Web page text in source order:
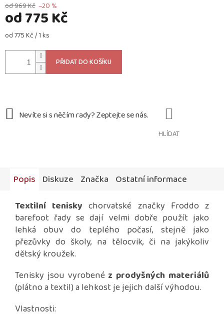
od 969 Kč –20 %
od775 Kč
Měrná
od 775 Kč / 1 ks
PŘIDAT DO KOŠÍKU
HLÍDAT
Popis Diskuze Značka Ostatní informace
Textilní tenisky chorvatské značky Froddo z
barefoot řady se dají velmi dobře použít jako
lehká obuv do teplého počasí, stejně jako
přezůvky do školy, na tělocvik, či na jakýkoliv
dětský kroužek.
Tenisky jsou vyrobené z prodyšných materiálů
(plátno a textil) a lehkost je jejich další výhodou.
Vlastnosti: